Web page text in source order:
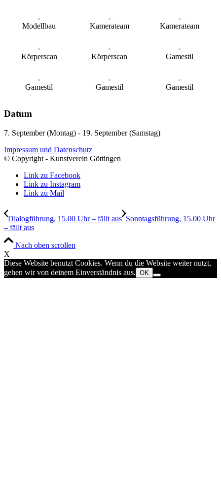
Modellbau Kamerateam Kamerateam
Körperscan Körperscan Gamestil
Gamestil Gamestil Gamestil
Datum
7. September (Montag) - 19. September (Samstag)
Impressum und Datenschutz
© Copyright - Kunstverein Göttingen
Link zu Facebook
Link zu Instagram
Link zu Mail
Dialogführung, 15.00 Uhr – fällt aus Sonntagsführung, 15.00 Uhr
– fällt aus
Nach oben scrollen
X
Diese Website benutzt Cookies. Wenn du die Website weiter nutzt,
gehen wir von deinem Einverständnis aus. OK